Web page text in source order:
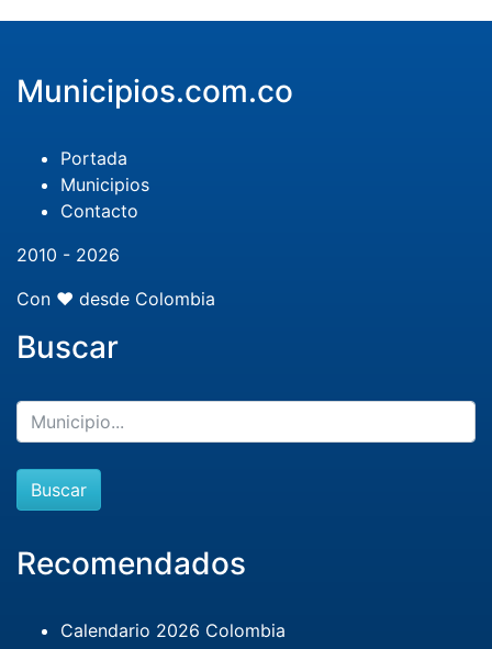
Municipios.com.co
Portada
Municipios
Contacto
2010 - 2026
Con ❤️ desde Colombia
Buscar
Buscar
Recomendados
Calendario 2026 Colombia